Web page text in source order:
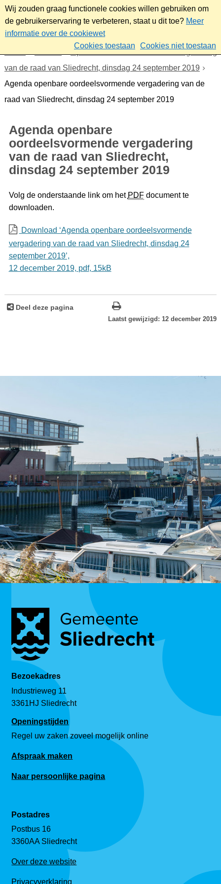
Wij zouden graag functionele cookies willen gebruiken om
de gebruikerservaring te verbeteren, staat u dit toe? Meer
informatie over de cookiewet
Cookies toestaan
Cookies niet toestaan
Openbare oordeelsvormende vergadering
van de raad van Sliedrecht, dinsdag 24 september 2019
Agenda openbare oordeelsvormende vergadering van de
raad van Sliedrecht, dinsdag 24 september 2019
Agenda openbare
oordeelsvormende vergadering
van de raad van Sliedrecht,
dinsdag 24 september 2019
Volg de onderstaande link om het PDFdocument te
downloaden.
Download ‘Agenda openbare oordeelsvormende
vergadering van de raad van Sliedrecht, dinsdag 24
september 2019’,
12 december 2019, pdf, 15kB
Deel deze pagina
Laatst gewijzigd: 12 december 2019
Bezoekadres
Industrieweg 11
3361HJ Sliedrecht
Openingstijden
Regel uw zaken zoveel mogelijk online
Afspraak maken
Naar persoonlijke pagina
Postadres
Postbus 16
3360AA Sliedrecht
Over deze website
Privacyverklaring